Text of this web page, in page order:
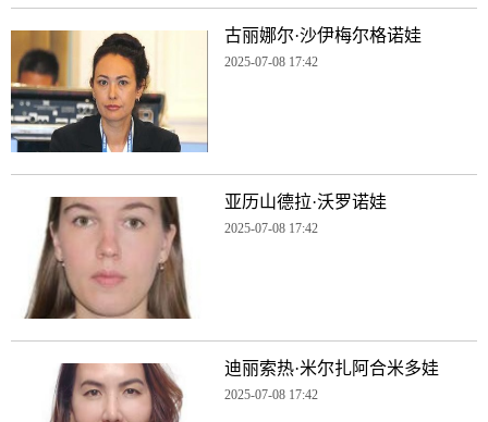
古丽娜尔·沙伊梅尔格诺娃
2025-07-08 17:42
亚历山德拉·沃罗诺娃
2025-07-08 17:42
迪丽索热·米尔扎阿合米多娃
2025-07-08 17:42